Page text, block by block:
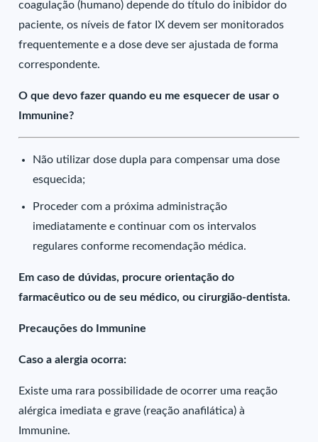
coagulação (humano) depende do título do inibidor do
paciente, os níveis de fator IX devem ser monitorados
frequentemente e a dose deve ser ajustada de forma
correspondente.
O que devo fazer quando eu me esquecer de usar o
Immunine?
Não utilizar dose dupla para compensar uma dose
esquecida;
Proceder com a próxima administração
imediatamente e continuar com os intervalos
regulares conforme recomendação médica.
Em caso de dúvidas, procure orientação do
farmacêutico ou de seu médico, ou cirurgião-dentista.
Precauções do Immunine
Caso a alergia ocorra:
Existe uma rara possibilidade de ocorrer uma reação
alérgica imediata e grave (reação anafilática) à
Immunine.